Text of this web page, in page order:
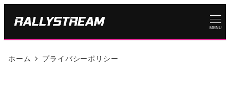
MENU
ホーム プライバシーポリシー